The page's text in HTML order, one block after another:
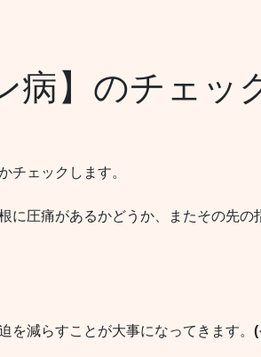
病】のチェッ
チェックします。
に圧痛があるかどうか、またその先の
を減らすことが大事になってきます。 (